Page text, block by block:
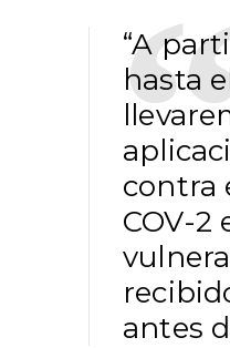
“A
hasta
contra
COV-2
antes